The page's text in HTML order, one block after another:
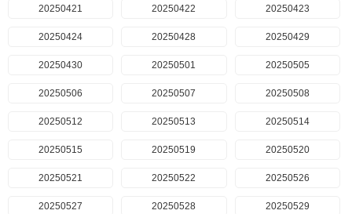
20250421 20250422 20250423
20250424 20250428 20250429
20250430 20250501 20250505
20250506 20250507 20250508
20250512 20250513 20250514
20250515 20250519 20250520
20250521 20250522 20250526
20250527 20250528 20250529